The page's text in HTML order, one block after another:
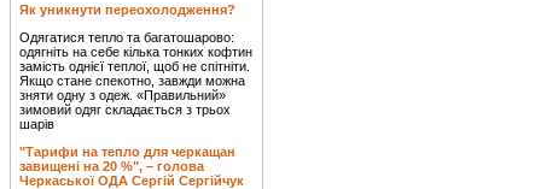
Як уникнути переохолодження?
Одягатися тепло та багатошарово:
одягніть на себе кілька тонких кофтин
замість однієї теплої, щоб не спітніти.
Якщо стане спекотно, завжди можна
зняти одну з одеж. «Правильний»
зимовий одяг складається з трьох
шарів
"Тарифи на тепло для черкащан
завищені на 20 %", – голова
Черкаської ОДА Сергій Сергійчук